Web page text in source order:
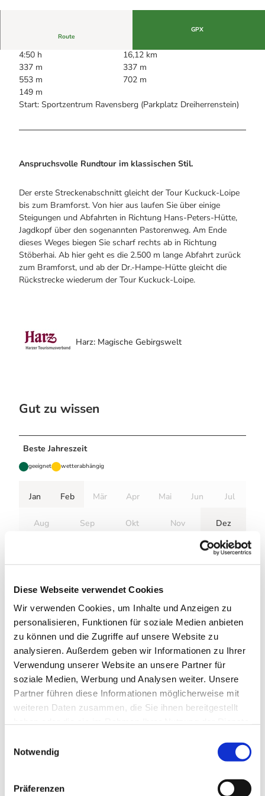
Diese Webseite verwendet Cookies
Wir verwenden Cookies, um Inhalte und Anzeigen zu
personalisieren, Funktionen für soziale Medien anbieten
zu können und die Zugriffe auf unsere Website zu
analysieren. Außerdem geben wir Informationen zu Ihrer
Verwendung unserer Website an unsere Partner für
soziale Medien, Werbung und Analysen weiter. Unsere
Partner führen diese Informationen möglicherweise mit
weiteren Daten zusammen, die Sie ihnen bereitgestellt
Cookies, wenn Sie unsere Webseite weiterhin nutzen.
Notwendig
Präferenzen
Wanderführer Jörg Kühnhold
Einkaufen
Route
GPX
4:50 h
16,12 km
337 m
337 m
553 m
702 m
149 m
Start: Sportzentrum Ravensberg (Parkplatz Dreiherrenstein)
Anspruchsvolle Rundtour im klassischen Stil.
Der erste Streckenabschnitt gleicht der Tour Kuckuck-Loipe
bis zum Bramforst. Von hier aus laufen Sie über einige
Steigungen und Abfahrten in Richtung Hans-Peters-Hütte,
Jagdkopf über den sogenannten Pastorenweg. Am Ende
dieses Weges biegen Sie scharf rechts ab in Richtung
Stöberhai. Ab hier geht es die 2.500 m lange Abfahrt zurück
zum Bramforst, und ab der Dr.-Hampe-Hütte gleicht die
Rückstrecke wiederum der Tour Kuckuck-Loipe.
Harz: Magische Gebirgswelt
Gut zu wissen
Beste Jahreszeit
geeignet wetterabhängig
Jan Feb Mär Apr Mai Jun Jul
Aug Sep Okt Nov Dez
mit UNESCO Welterbe-Infozentrum Harz
Steinweg 4
37445 Walkenried
Tel. 05525 998900
touristinfo@walkenried-tourismus.de
www.walkenried-tourismus.de
Autor:in
Harzer Tourismusverband
Harz: Magische Gebirgswelt
Lizenz (Stammdaten)